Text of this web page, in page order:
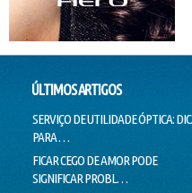
ÚLTIMOS ARTIGOS
SERVIÇO DE UTILIDADE ÓPTICA:
PARA …
FICAR CEGO DE AMOR PODE
SIGNIFICAR PROBL…